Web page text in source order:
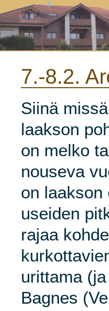
7.-8.2.
Siinä
laakson
on melko
nouseva
on laakson
useiden
rajaa
urittama
Bagnes